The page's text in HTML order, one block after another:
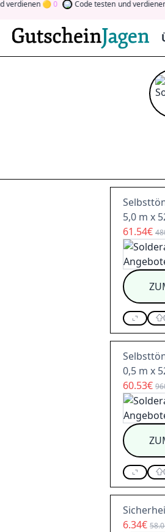
0 Code testen und verdienen
5,0 m x
61.54€
0,5 m x
60.53€
6.34€